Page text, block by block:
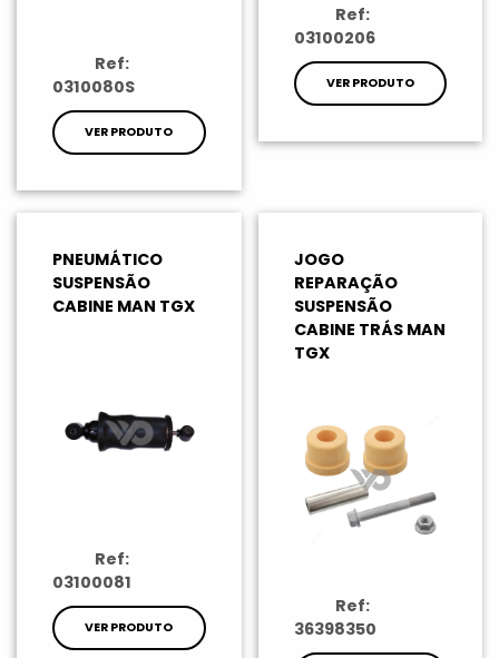
Ref:
0310080S
VER PRODUTO
Ref:
03100206
VER PRODUTO
PNEUMÁTICO
SUSPENSÃO
CABINE MAN TGX
Ref:
03100081
VER PRODUTO
JOGO
REPARAÇÃO
SUSPENSÃO
CABINE TRÁS MAN
TGX
Ref:
36398350